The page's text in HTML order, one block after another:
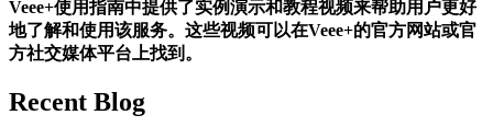
Veee+使用指南中提供了实例演示和教程视频来帮助用户更好
地了解和使用该服务。这些视频可以在Veee+的官方网站或官
方社交媒体平台上找到。
Recent Blog